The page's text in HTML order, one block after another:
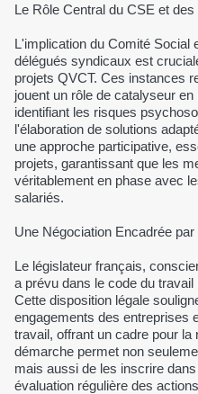
Le Rôle Central du CSE et
L'implication du Comité Social
délégués syndicaux est
projets QVCT. Ces instances
jouent un rôle de catalyseur
identifiant les risques
l'élaboration de solutions
une approche participative,
projets, garantissant que les
véritablement en phase avec
salariés.
Une Négociation Encadrée
Le législateur français,
a prévu dans le code du
Cette disposition légale
engagements des entreprises
travail, offrant un cadre pour
démarche permet non
mais aussi de les inscrire
évaluation régulière des